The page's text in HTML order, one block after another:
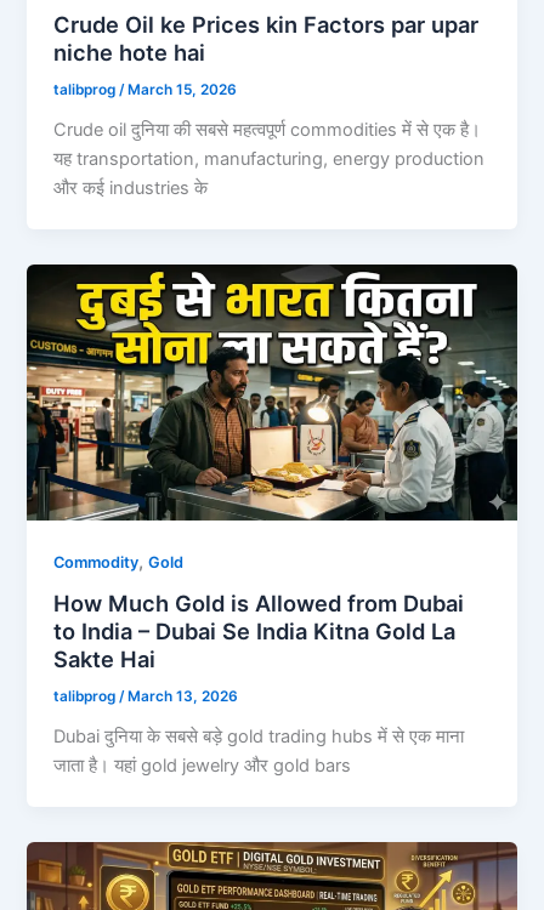
Crude Oil ke Prices kin Factors par upar
niche hote hai
talibprog/ March 15, 2026
Crude oil दुनिया की सबसे महत्वपूर्ण commodities में से एक है।
यह transportation, manufacturing, energy production
और कई industries के
Commodity,Gold
How Much Gold is Allowed from Dubai
to India – Dubai Se India Kitna Gold La
Sakte Hai
talibprog/ March 13, 2026
Dubai दुनिया के सबसे बड़े gold trading hubs में से एक माना
जाता है। यहां gold jewelry और gold bars